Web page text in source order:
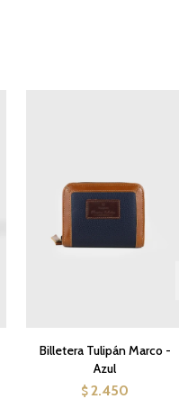
Billetera Tulipán Marco -
Azul
$ 2.450